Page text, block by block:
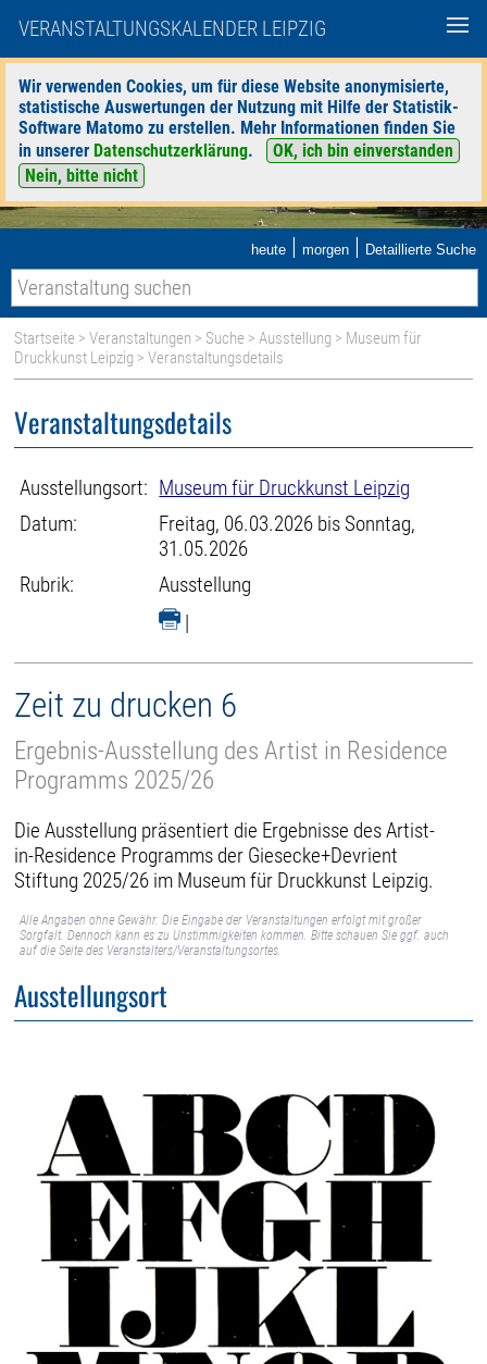
VERANSTALTUNGSKALENDER LEIPZIG
Wir verwenden Cookies, um für diese Website anonymisierte,
statistische Auswertungen der Nutzung mit Hilfe der Statistik-
Software Matomo zu erstellen. Mehr Informationen finden Sie
in unserer Datenschutzerklärung.
OK, ich bin einverstanden
Nein, bitte nicht
heute | morgen | Detaillierte Suche
Startseite >Veranstaltungen > Suche >Ausstellung > Museum für
Druckkunst Leipzig > Veranstaltungsdetails
Veranstaltungsdetails
Ausstellungsort: Museum für Druckkunst Leipzig
Datum:
Freitag, 06.03.2026 bis Sonntag,
31.05.2026
Rubrik:
Ausstellung
|
Zeit zu drucken 6
Ergebnis-Ausstellung des Artist in Residence
Programms 2025/26
Die Ausstellung präsentiert die Ergebnisse des Artist-
in-Residence Programms der Giesecke+Devrient
Stiftung 2025/26 im Museum für Druckkunst Leipzig.
Alle Angaben ohne Gewähr. Die Eingabe der Veranstaltungen erfolgt mit großer
Sorgfalt. Dennoch kann es zu Unstimmigkeiten kommen. Bitte schauen Sie ggf. auch
auf die Seite des Veranstalters/Veranstaltungsortes.
Ausstellungsort